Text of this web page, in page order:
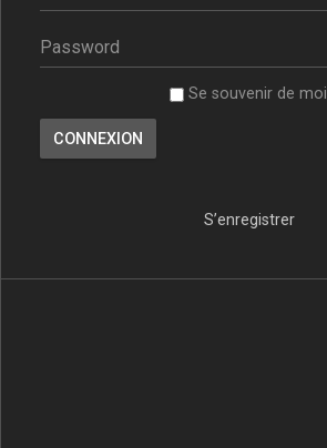
Se souvenir de moi
S’enregistrer